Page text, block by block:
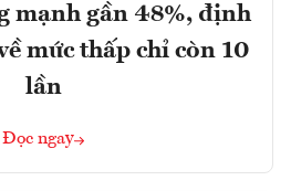
mạnh gần 48%, định
mức thấp chỉ còn 10
lần
Đọc ngay